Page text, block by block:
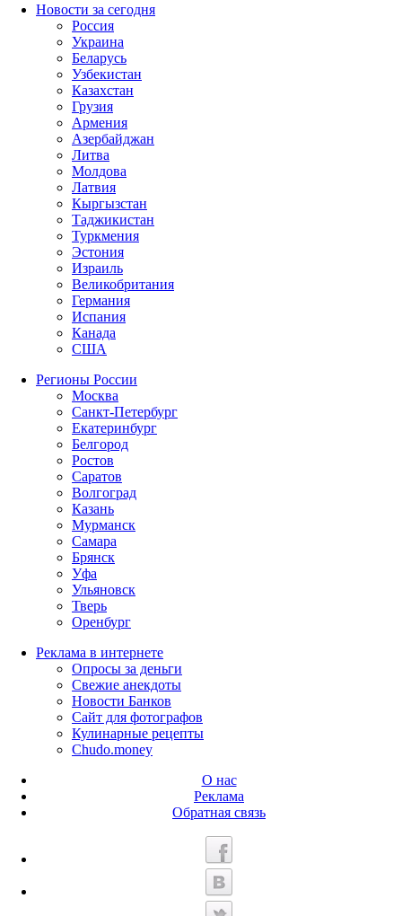
Новости за сегодня
Россия
Украина
Беларусь
Узбекистан
Казахстан
Грузия
Армения
Азербайджан
Литва
Молдова
Латвия
Кыргызстан
Таджикистан
Туркмения
Эстония
Израиль
Великобритания
Германия
Испания
Канада
США
Регионы России
Москва
Санкт-Петербург
Екатеринбург
Белгород
Ростов
Саратов
Волгоград
Казань
Мурманск
Самара
Брянск
Уфа
Ульяновск
Тверь
Оренбург
Реклама в интернете
Опросы за деньги
Свежие анекдоты
Новости Банков
Сайт для фотографов
Кулинарные рецепты
Chudo.money
О нас
Реклама
Обратная связь